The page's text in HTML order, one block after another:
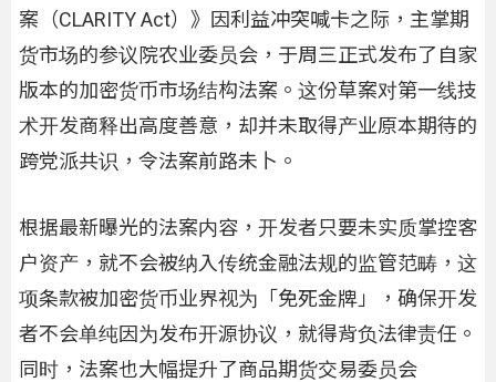
案（CLARITY Act）》因利益冲突喊卡之际，主掌期
货市场的参议院农业委员会，于周三正式发布了自家
版本的加密货币市场结构法案。这份草案对第一线技
术开发商释出高度善意，却并未取得产业原本期待的
跨党派共识，令法案前路未卜。
根据最新曝光的法案内容，开发者只要未实质掌控客
户资产，就不会被纳入传统金融法规的监管范畴，这
项条款被加密货币业界视为「免死金牌」，确保开发
者不会单纯因为发布开源协议，就得背负法律责任。
同时，法案也大幅提升了商品期货交易委员会